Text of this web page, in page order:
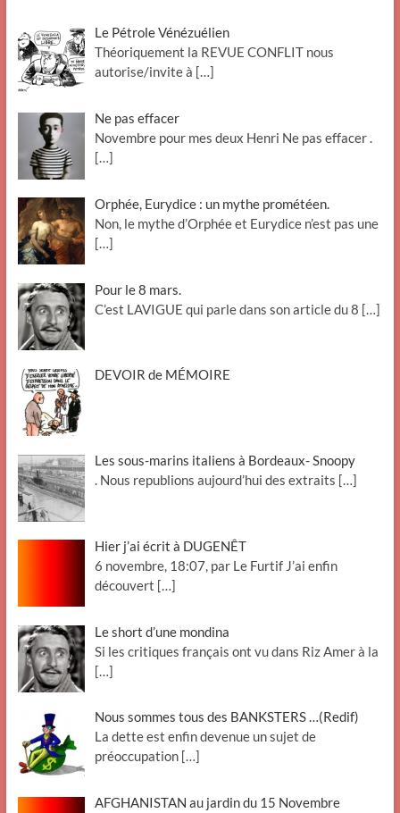
Le Pétrole Vénézuélien
Théoriquement la REVUE CONFLIT nous
autorise/invite à […]
Ne pas effacer
Novembre pour mes deux Henri Ne pas effacer .
[…]
Orphée, Eurydice : un mythe prométéen.
Non, le mythe d’Orphée et Eurydice n’est pas une
[…]
Pour le 8 mars.
C’est LAVIGUE qui parle dans son article du 8 […]
DEVOIR de MÉMOIRE
Les sous-marins italiens à Bordeaux- Snoopy
. Nous republions aujourd’hui des extraits […]
Hier j’ai écrit à DUGENÊT
6 novembre, 18:07, par Le Furtif J’ai enfin
découvert […]
Le short d’une mondina
Si les critiques français ont vu dans Riz Amer à la
[…]
Nous sommes tous des BANKSTERS …(Redif)
La dette est enfin devenue un sujet de
préoccupation […]
AFGHANISTAN au jardin du 15 Novembre